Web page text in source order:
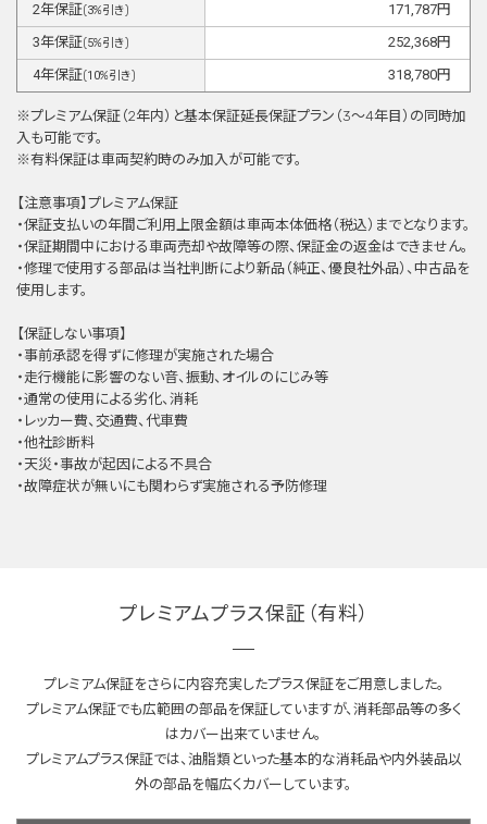
2年保証(3%引き) 171,787円
3年保証(5%引き) 252,368円
4年保証(10%引き) 318,780円
※プレミアム保証（2年内）と基本保証延⻑保証プラン（3〜4年目）の同時加
⼊も可能です。
※有料保証は⾞両契約時のみ加⼊が可能です。
【注意事項】プレミアム保証
・保証支払いの年間ご利用上限金額は車両本体価格（税込）までとなります。
・保証期間中における車両売却や故障等の際、保証金の返金はできません。
・修理で使用する部品は当社判断により新品（純正、優良社外品）、中古品を
使用します。
【保証しない事項】
・事前承認を得ずに修理が実施された場合
・走行機能に影響のない音、振動、オイルのにじみ等
・通常の使用による劣化、消耗
・レッカー費、交通費、代車費
・他社診断料
・天災・事故が起因による不具合
・故障症状が無いにも関わらず実施される予防修理
プレミアムプラス保証（有料）
プレミアム保証をさらに内容充実したプラス保証をご用意しました。
プレミアム保証でも広範囲の部品を保証していますが、消耗部品等の多く
はカバー出来ていません。
プレミアムプラス保証では、油脂類といった基本的な消耗品や内外装品以
外の部品を幅広くカバーしています。